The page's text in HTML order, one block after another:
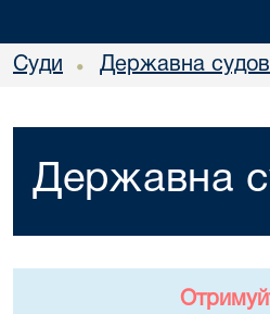
Суди • Державна
Державна